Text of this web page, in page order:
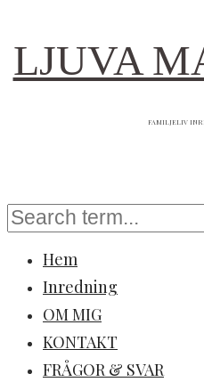
LJUVA
FAMILJELIV
Hem
Inredning
OM MIG
KONTAKT
FRÅGOR & SVAR